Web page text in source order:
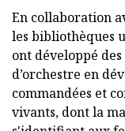
En collaboration
les bibliothèques
ont développé
d’orchestre en
commandées et
vivants, dont la